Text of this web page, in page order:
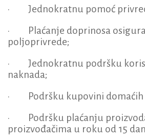
· Jednokratnu pomoć
· Plaćanje doprinosa
poljoprivrede;
· Jednokratnu podršku
naknada;
· Podršku kupovini domaćih
· Podršku plaćanju
proizvođačima u roku od 15